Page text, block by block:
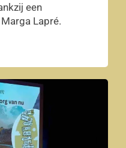
een
Lapré.